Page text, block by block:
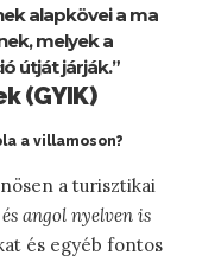
alapkövei a ma
melyek a
útját járják.”
(GYIK)
a villamoson?
a turisztikai
angol nyelven is
és egyéb fontos